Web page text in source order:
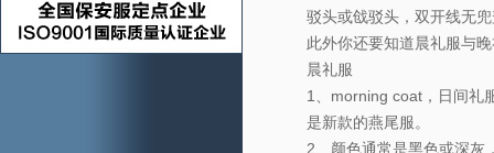
驳头或戗驳头，双开线无
此外你还要知道晨礼服与
晨礼服
1、morning coat，日间礼
是新款的燕尾服。
2、颜色通常是黑色或深灰